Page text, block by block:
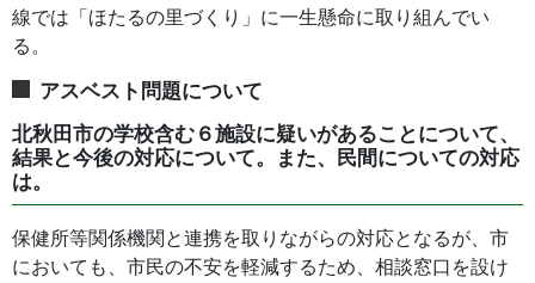
線では「ほたるの里づくり」に一生懸命に取り組んでい
る。
アスベスト問題について
北秋田市の学校含む６施設に疑いがあることについて、
結果と今後の対応について。また、民間についての対応
は。
保健所等関係機関と連携を取りながらの対応となるが、市
においても、市民の不安を軽減するため、相談窓口を設け